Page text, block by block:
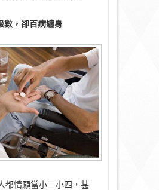
，卻百病纏身
都情願當小三小四，甚